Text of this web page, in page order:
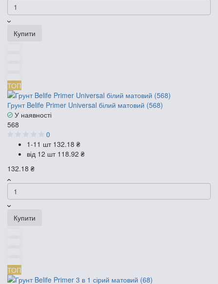
Купити
ТОП
Грунт Belife Primer Universal білий матовий (568)
У наявності
568
0
1-11 шт 132.18 ₴
від 12 шт 118.92 ₴
132.18 ₴
Купити
ТОП